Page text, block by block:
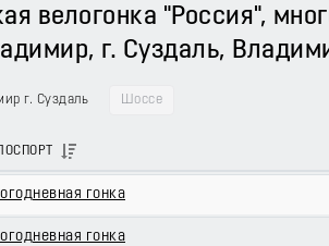
велогонка "Россия",
г. Суздаль,
г. Суздаль Шоссе
гонка
гонка